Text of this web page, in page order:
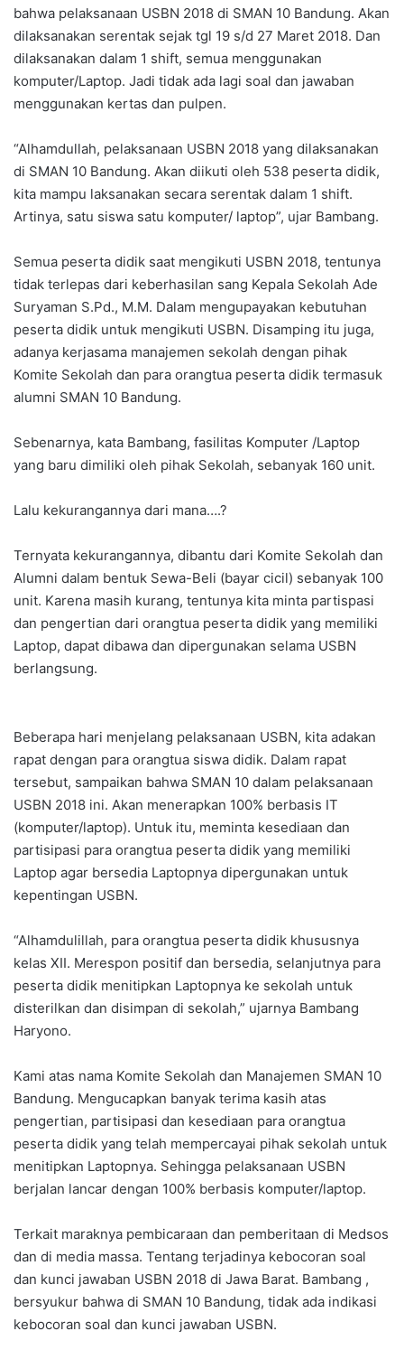
bahwa pelaksanaan USBN 2018 di SMAN 10 Bandung. Akan
dilaksanakan serentak sejak tgl 19 s/d 27 Maret 2018. Dan
dilaksanakan dalam 1 shift, semua menggunakan
komputer/Laptop. Jadi tidak ada lagi soal dan jawaban
menggunakan kertas dan pulpen.
“Alhamdullah, pelaksanaan USBN 2018 yang dilaksanakan
di SMAN 10 Bandung. Akan diikuti oleh 538 peserta didik,
kita mampu laksanakan secara serentak dalam 1 shift.
Artinya, satu siswa satu komputer/ laptop”, ujar Bambang.
Semua peserta didik saat mengikuti USBN 2018, tentunya
tidak terlepas dari keberhasilan sang Kepala Sekolah Ade
Suryaman S.Pd., M.M. Dalam mengupayakan kebutuhan
peserta didik untuk mengikuti USBN. Disamping itu juga,
adanya kerjasama manajemen sekolah dengan pihak
Komite Sekolah dan para orangtua peserta didik termasuk
alumni SMAN 10 Bandung.
Sebenarnya, kata Bambang, fasilitas Komputer /Laptop
yang baru dimiliki oleh pihak Sekolah, sebanyak 160 unit.
Lalu kekurangannya dari mana….?
Ternyata kekurangannya, dibantu dari Komite Sekolah dan
Alumni dalam bentuk Sewa-Beli (bayar cicil) sebanyak 100
unit. Karena masih kurang, tentunya kita minta partispasi
dan pengertian dari orangtua peserta didik yang memiliki
Laptop, dapat dibawa dan dipergunakan selama USBN
berlangsung.
Beberapa hari menjelang pelaksanaan USBN, kita adakan
rapat dengan para orangtua siswa didik. Dalam rapat
tersebut, sampaikan bahwa SMAN 10 dalam pelaksanaan
USBN 2018 ini. Akan menerapkan 100% berbasis IT
(komputer/laptop). Untuk itu, meminta kesediaan dan
partisipasi para orangtua peserta didik yang memiliki
Laptop agar bersedia Laptopnya dipergunakan untuk
kepentingan USBN.
“Alhamdulillah, para orangtua peserta didik khususnya
kelas XII. Merespon positif dan bersedia, selanjutnya para
peserta didik menitipkan Laptopnya ke sekolah untuk
disterilkan dan disimpan di sekolah,” ujarnya Bambang
Haryono.
Kami atas nama Komite Sekolah dan Manajemen SMAN 10
Bandung. Mengucapkan banyak terima kasih atas
pengertian, partisipasi dan kesediaan para orangtua
peserta didik yang telah mempercayai pihak sekolah untuk
menitipkan Laptopnya. Sehingga pelaksanaan USBN
berjalan lancar dengan 100% berbasis komputer/laptop.
Terkait maraknya pembicaraan dan pemberitaan di Medsos
dan di media massa. Tentang terjadinya kebocoran soal
dan kunci jawaban USBN 2018 di Jawa Barat. Bambang ,
bersyukur bahwa di SMAN 10 Bandung, tidak ada indikasi
kebocoran soal dan kunci jawaban USBN.